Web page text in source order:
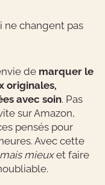
ne changent pas
de marquer le
originales,
avec soin. Pas
sur Amazon,
pensés pour
Avec cette
mieuxet faire